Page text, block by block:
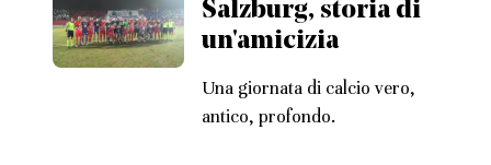
Salzburg, storia di
un'amicizia
Una giornata di calcio vero,
antico, profondo.